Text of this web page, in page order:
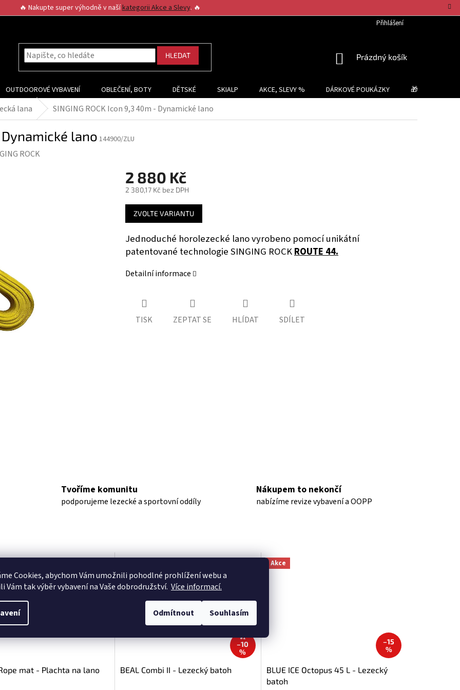
Cookies, abychom Vámumožnili pohodlné prohlížení webu a
Vám tak výběr vybavení na Vaše dobrodružství. Více informací.
Odmítnout Souhlasím
🔥 Nakupte super výhodně v našíkategorii Akce a Slevy. 🔥
Přihlášení
HLEDAT
NÁKUPNÍ
Prázdný košík
OUTDOOROVÉ VYBAVENÍ OBLEČENÍ, BOTY DĚTSKÉ SKIALP AKCE, SLEVY % DÁRKOVÉ POUKÁZKY 🎁 TIPY NA
lana SINGING ROCK Icon 9,3 40m - Dynamické lano
Dynamické lano 144900/ZLU
ROCK
2 880 Kč
2 380,17 Kč bez DPH
Měrná
cena:
ZVOLTE VARIANTU
Jednoduché horolezecké lano vyrobeno pomocí unikátní
patentované technologie SINGING ROCKROUTE 44.
Detailní informace
TISK ZEPTAT SE HLÍDAT SDÍLET
Tvoříme komunitu
podporujeme lezecké a sportovní oddíly
Nákupem to nekončí
nabízíme revize vybavení a OOPP
mat - Plachta na lano
až
–10
%
BEAL Combi II - Lezecký batoh
Akce
–15
%
BLUE ICE Octopus 45 L - Lezecký
batoh